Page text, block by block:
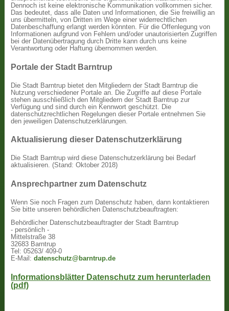
Dennoch ist keine elektronische Kommunikation vollkommen sicher.
Das bedeutet, dass alle Daten und Informationen, die Sie freiwillig an
uns übermitteln, von Dritten im Wege einer widerrechtlichen
Datenbeschaffung erlangt werden könnten. Für die Offenlegung von
Informationen aufgrund von Fehlern und/oder unautorisierten Zugriffen
bei der Datenübertragung durch Dritte kann durch uns keine
Verantwortung oder Haftung übernommen werden.
Portale der Stadt Barntrup
Die Stadt Barntrup bietet den Mitgliedern der Stadt Barntrup die
Nutzung verschiedener Portale an. Die Zugriffe auf diese Portale
stehen ausschließlich den Mitgliedern der Stadt Barntrup zur
Verfügung und sind durch ein Kennwort geschützt. Die
datenschutzrechtlichen Regelungen dieser Portale entnehmen Sie
den jeweiligen Datenschutzerklärungen.
Aktualisierung dieser Datenschutzerklärung
Die Stadt Barntrup wird diese Datenschutzerklärung bei Bedarf
aktualisieren. (Stand: Oktober 2018)
Ansprechpartner zum Datenschutz
Wenn Sie noch Fragen zum Datenschutz haben, dann kontaktieren
Sie bitte unseren behördlichen Datenschutzbeauftragten:
Behördlicher Datenschutzbeauftragter der Stadt Barntrup
- persönlich -
Mittelstraße 38
32683 Barntrup
Tel: 05263/ 409-0
E-Mail:datenschutz@barntrup.de
Informationsblätter Datenschutz zum herunterladen
(pdf)